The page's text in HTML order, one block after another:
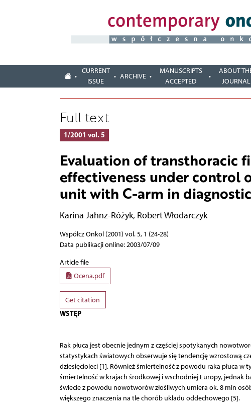
CURRENT
ISSUE
ARCHIVE
MANUSCRIPTS
ACCEPTED
ABOUT
JOURNAL
Full text
1/2001 vol. 5
Evaluation of transthoracic
effectiveness under control
unit with C-arm in
Karina Jahnz-Różyk, Robert Włodarczyk
Współcz Onkol (2001) vol. 5, 1 (24-28)
Data publikacji online: 2003/07/09
Article file
Ocena.pdf
Get citation
WSTĘP
Rak płuca jest obecnie jednym z częściej spotykanych
statystykach światowych obserwuje się tendencję wzrostową
dziesięcioleci [1]. Również śmiertelność z powodu raka płuca w
śmiertelność w krajach środkowej i wschodniej Europy, jednak
świecie z powodu nowotworów złośliwych umiera ok. 8 mln
większego znaczenia na tle chorób układu oddechowego [5].